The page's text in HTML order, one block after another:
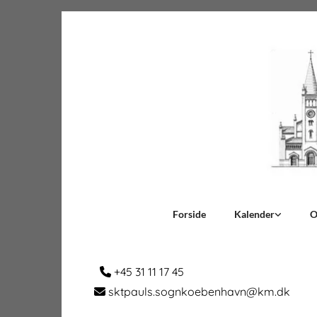
Forside Kalender
 +45 31 11 17 45
 sktpauls.sognkoebenhavn@km.dk